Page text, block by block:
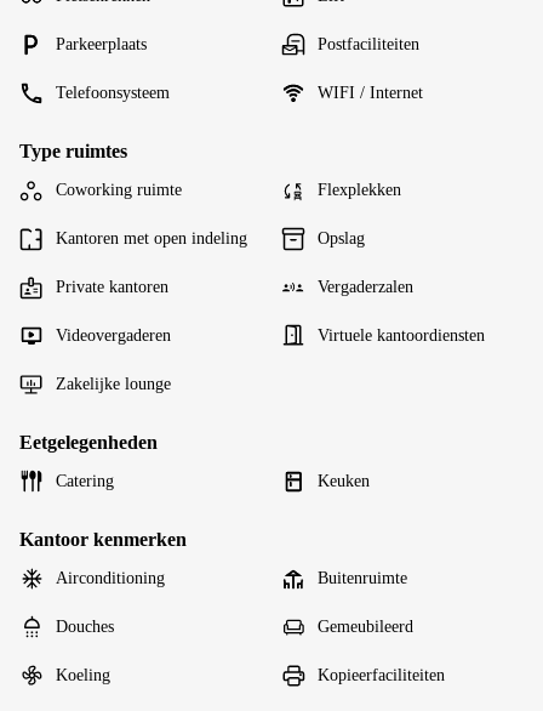
Parkeerplaats Postfaciliteiten
Telefoonsysteem WIFI / Internet
Type ruimtes
Coworking ruimte Flexplekken
Kantoren met open indeling Opslag
Private kantoren Vergaderzalen
Videovergaderen Virtuele kantoordiensten
Zakelijke lounge
Eetgelegenheden
Catering Keuken
Kantoor kenmerken
Airconditioning Buitenruimte
Douches Gemeubileerd
Koeling Kopieerfaciliteiten